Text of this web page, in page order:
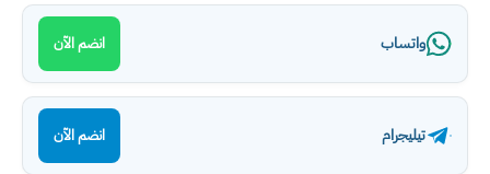
واتساب انضم الآن
تيليجرام انضم الآن